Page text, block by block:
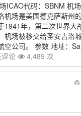
ICAO代码：SBNM 机
机场是美国德克萨斯州
1941年，第二次世界大
机场被移交给圣安吉洛
空公司。 参数 地址：
论 4,489 次
©